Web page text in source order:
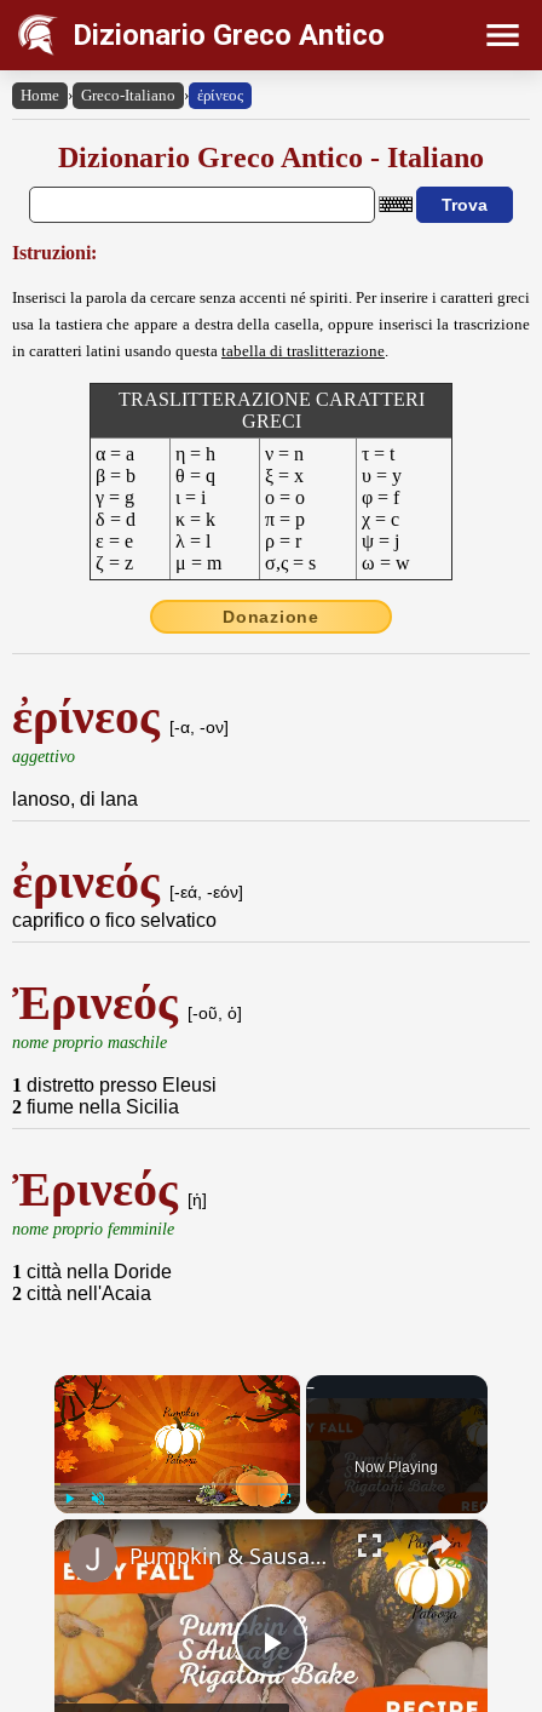
Dizionario Greco Antico
Home › Greco-Italiano › ἐρίνεος
Dizionario Greco Antico - Italiano
Istruzioni:
Inserisci la parola da cercare senza accenti né spiriti. Per inserire i caratteri greci
usa la tastiera che appare a destra della casella, oppure inserisci la trascrizione
in caratteri latini usando questa tabella di traslitterazione
TRASLITTERAZIONE CARATTERI
GRECI
α = a
β = b
γ = g
δ = d
ε = e
ζ = z
η = h
θ = q
ι = i
κ = k
λ = l
μ = m
ν = n
ξ = x
ο = o
π = p
ρ = r
σ,ς = s
τ = t
υ = y
φ = f
χ = c
ψ = j
ω = w
Donazione
ἐρίνεος [-α, -ον]
aggettivo
lanoso, di lana
ἐρινεός [-εά, -εόν]
caprifico o fico selvatico
Ἐρινεός [-οῦ, ὁ]
nome proprio maschile
1 distretto presso Eleusi
2 fiume nella Sicilia
Ἐρινεός [ἡ]
nome proprio femminile
1 città nella Doride
2 città nell'Acaia
×
Play Unmute
Now Playing
×
Play
Pumpkin & Sausage Rigitoni Bake // Pumpkin Palooza // Jeni Gough